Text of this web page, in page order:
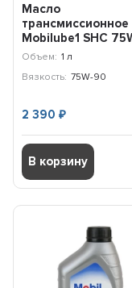
Масло
трансмиссионное
Mobilube1 SHC
(1л) 152659
Объем: 1 л
Вязкость: 75W-90
2 390₽
В корзину